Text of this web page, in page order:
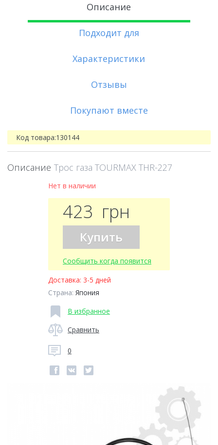
Описание
Подходит для
Характеристики
Отзывы
Покупают вместе
Код товара:130144
Описание Трос газа TOURMAX THR-227
Нет в наличии
423 грн
Купить
Сообщить когда появится
Доставка: 3-5 дней
Страна: Япония
В избранное
Сравнить
0